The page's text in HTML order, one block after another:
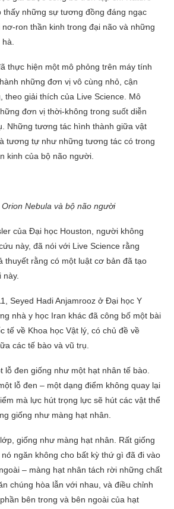
thấy những sự tương đồng đáng ngạc
ron thần kinh trong đại não và những
thực hiện một mô phỏng trên máy tính
những đơn vị vô cùng nhỏ, cận
theo giải thích của Live Science. Mô
đơn vị thời-không trong suốt diễn
Những tương tác hình thành giữa vật
tương tự như những tương tác có trong
kinh của bộ não người.
Orion Nebula và bộ não người
của Đại học Houston, người không
này, đã nói với Live Science rằng
thuyết rằng có một luật cơ bản đã tạo
Seyed Hadi Anjamrooz ở Đại học Y
nhà y học Iran khác đã công bố một bài
tế về Khoa học Vật lý, có chủ đề về
các tế bào và vũ trụ.
lỗ đen giống như một hạt nhân tế bào.
lỗ đen – một dạng điểm không quay lại
mà lực hút trọng lực sẽ hút các vật thể
giống như màng hạt nhân.
giống như màng hạt nhân. Rất giống
ngăn không cho bất kỳ thứ gì đã đi vào
– màng hạt nhân tách rời những chất
chúng hòa lẫn với nhau, và điều chỉnh
bên trong và bên ngoài của hạt